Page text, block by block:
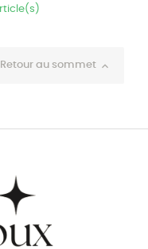
Retour au sommet 